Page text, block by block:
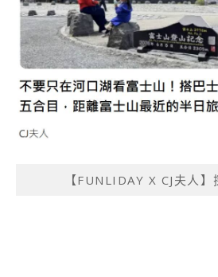
【FUNLIDAY X CJ夫人